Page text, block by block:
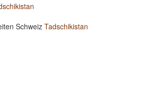
Schweiz Tadschikistan